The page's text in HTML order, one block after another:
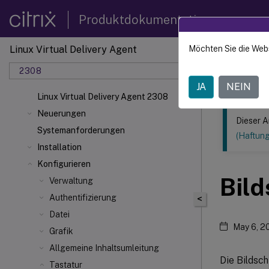
Produktdokumentation
Linux Virtual Delivery Agent
2308
Linux Virtual Delivery Agent 2308
Neuerungen
Systemanforderungen
Installation
Konfigurieren
Verwaltung
Authentifizierung
Datei
Grafik
Allgemeine Inhaltsumleitung
Tastatur
Dieser Inhalt
Linux
<
Dieser
May 6,
Die
Möchten Sie die
JA NEIN